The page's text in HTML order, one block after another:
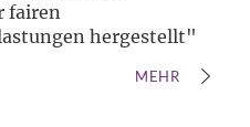
fairen
hergestellt"
MEHR